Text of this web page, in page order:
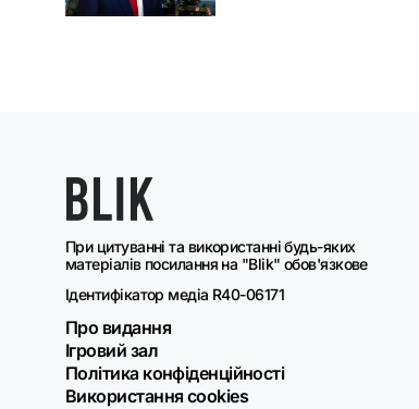
При цитуванні та використанні будь-яких
матеріалів посилання на "Blik" обов'язкове
Ідентифікатор медіа R40-06171
Про видання
Ігровий зал
Політика конфіденційності
Використання cookies